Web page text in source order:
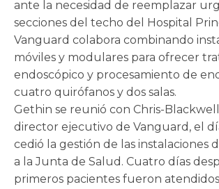
ante la necesidad de reemplazar
secciones del techo del Hospital
Vanguard colabora combinando
móviles y modulares para ofrecer
endoscópico y procesamiento de
cuatro quirófanos y dos salas.
Gethin se reunió con Chris-
director ejecutivo de Vanguard, el
cedió la gestión de las instalaciones
a la Junta de Salud. Cuatro días
primeros pacientes fueron